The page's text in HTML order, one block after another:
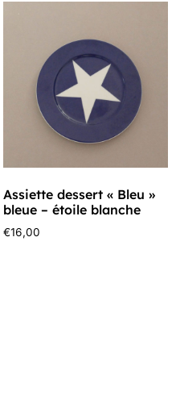
Assiette dessert « Bleu »
bleue – étoile blanche
€16,00